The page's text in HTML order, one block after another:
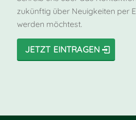
zukünftig über Neuigkeiten per
werden möchtest.
JETZT EINTRAGEN